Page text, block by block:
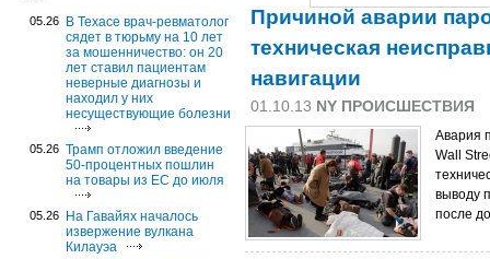
05.26
В Техасе врач-ревматолог
сядет в тюрьму на 10 лет
за мошенничество: он 20
лет ставил пациентам
неверные диагнозы и
находил у них
несуществующие болезни
05.26 Трамп отложил введение
50-процентных пошлин
на товары из ЕС до июля
05.26
На Гавайях началось
извержение вулкана
Килауэа
Причиной аварии
техническая
навигации
01.10.13 NY ПРОИСШЕСТВИЯ
Авария
Wall
выводу
после